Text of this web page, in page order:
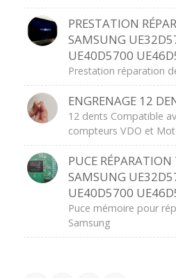
PRESTATION
SAMSUNG
UE40D5700
Prestation réparation
ENGRENAGE 12
12 dents Compatible
compteurs VDO et
PUCE RÉPARATION
SAMSUNG
UE40D5700
Puce mémoire pour
Samsung